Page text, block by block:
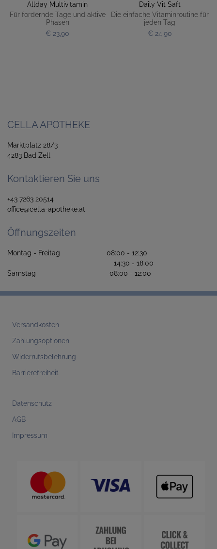
Allday Multivitamin
Für fordernde Tage und aktive
Phasen
€ 23,90
Daily Vit Saft
Die einfache Vitaminroutine für
jeden Tag
€ 24,90
CELLA APOTHEKE
Marktplatz 28/3
4283 Bad Zell
Kontaktieren Sie uns
+43 7263 20514
office@cella-apotheke.at
Öffnungszeiten
Montag - Freitag 08:00 - 12:30
14:30 - 18:00
Samstag 08:00 - 12:00
Versandkosten
Zahlungsoptionen
Widerrufsbelehrung
Barrierefreiheit
Datenschutz
AGB
Impressum